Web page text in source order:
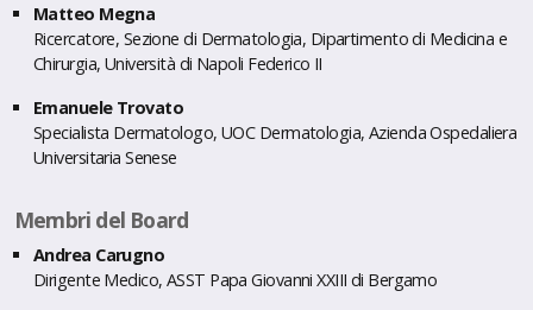
Matteo Megna
Ricercatore, Sezione di Dermatologia, Dipartimento di Medicina e
Chirurgia, Università di Napoli Federico II
Emanuele Trovato
Specialista Dermatologo, UOC Dermatologia, Azienda Ospedaliera
Universitaria Senese
Membri del Board
Andrea Carugno
Dirigente Medico, ASST Papa Giovanni XXIII di Bergamo